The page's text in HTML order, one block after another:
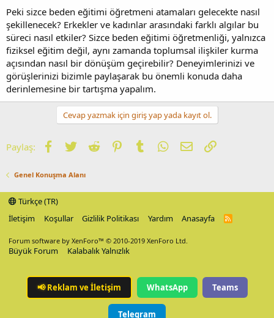
Peki sizce beden eğitimi öğretmeni atamaları gelecekte nasıl
şekillenecek? Erkekler ve kadınlar arasındaki farklı algılar bu
süreci nasıl etkiler? Sizce beden eğitimi öğretmenliği, yalnızca
fiziksel eğitim değil, aynı zamanda toplumsal ilişkiler kurma
açısından nasıl bir dönüşüm geçirebilir? Deneyimlerinizi ve
görüşlerinizi bizimle paylaşarak bu önemli konuda daha
derinlemesine bir tartışma yapalım.
Cevap yazmak için giriş yap yada kayıt ol.
Paylaş: Facebook
TwitterReddit PinterestTumblrWhatsApp
E-postaLink
Genel Konuşma Alanı
Türkçe (TR)
İletişim
Koşullar Gizlilik Politikası Yardım Anasayfa
R
Forum software by XenForo™ © 2010-2019 XenForo Ltd.
Büyük Forum Kalabalık Yalnızlık
📢Reklam ve İletişim WhatsApp Teams
Telegram